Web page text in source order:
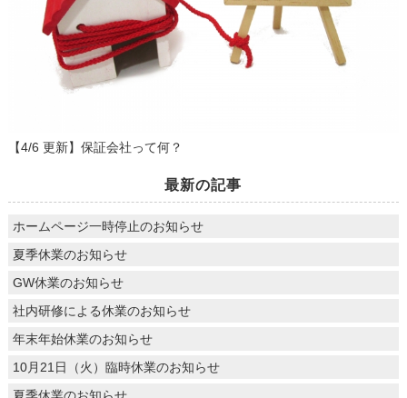
【4/6 更新】保証会社って何？
最新の記事
ホームページ一時停止のお知らせ
夏季休業のお知らせ
GW休業のお知らせ
社内研修による休業のお知らせ
年末年始休業のお知らせ
10月21日（火）臨時休業のお知らせ